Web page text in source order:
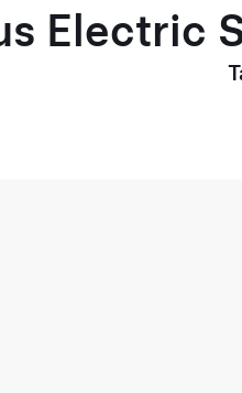
Electric